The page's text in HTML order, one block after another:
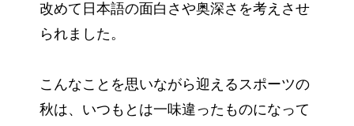
改めて日本語の面白さや奥深さを考えさせ
られました。
こんなことを思いながら迎えるスポーツの
秋は、いつもとは一味違ったものになって